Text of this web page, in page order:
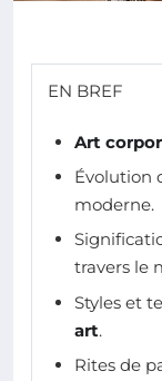
EN BREF
Art
Évolution
moderne.
travers le
Styles et
art.
Rites de